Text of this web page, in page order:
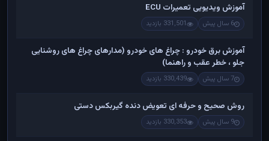
آموزش ویدیویی تعمیرات ECU
6 سال پیش 331,501 بازدید
آموزش برق خودرو : چراغ های خودرو (مدارهای چراغ های روشنایی
جلو ، خطر عقب و راهنما)
7 سال پیش 330,439 بازدید
روش صحیح و حرفه ای تعویض دنده گیربکس دستی
9 سال پیش 330,353 بازدید